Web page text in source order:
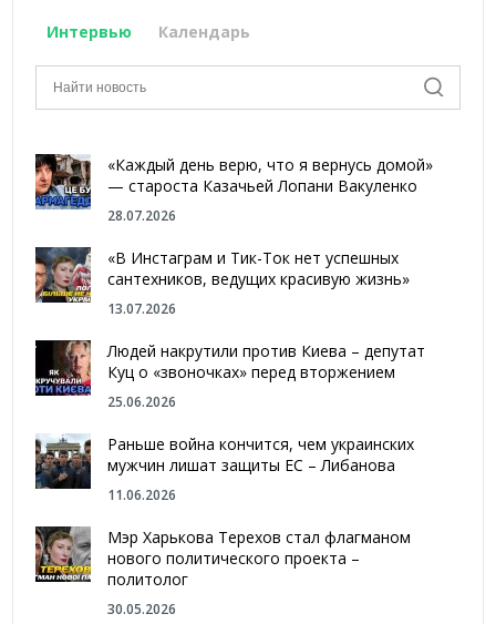
Интервью Календарь
«Каждый день верю, что я вернусь домой»
— староста Казачьей Лопани Вакуленко
28.07.2026
«В Инстаграм и Тик-Ток нет успешных
сантехников, ведущих красивую жизнь»
13.07.2026
Людей накрутили против Киева – депутат
Куц о «звоночках» перед вторжением
25.06.2026
Раньше война кончится, чем украинских
мужчин лишат защиты ЕС – Либанова
11.06.2026
Мэр Харькова Терехов стал флагманом
нового политического проекта –
политолог
30.05.2026